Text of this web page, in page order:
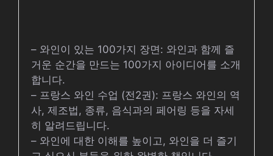
– 와인이 있는 100가지 장면: 와인과 함께 즐
거운 순간을 만드는 100가지 아이디어를 소개
합니다.
– 프랑스 와인 수업 (전2권): 프랑스 와인의 역
사, 제조법, 종류, 음식과의 페어링 등을 자세
히 알려드립니다.
– 와인에 대한 이해를 높이고, 와인을 더 즐기